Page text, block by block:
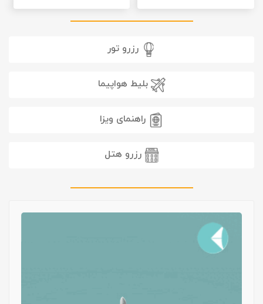
رزرو تور
بلیط هواپیما
راهنمای ویزا
رزرو هتل